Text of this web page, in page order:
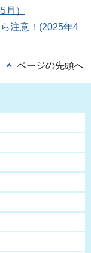
）
注意！(2025年4
ページの先頭へ